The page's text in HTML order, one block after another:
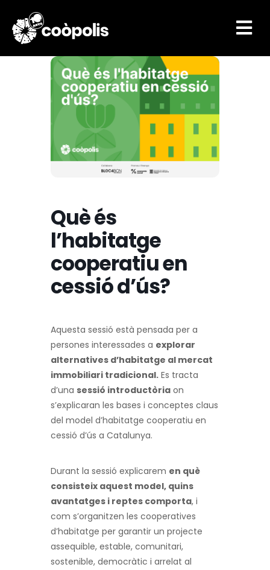

Què és
l’habitatge
cooperatiu en
cessió d’ús?
Aquesta sessió està pensada per a
persones interessades a explorar
alternatives d’habitatge al mercat
immobiliari tradicional. Es tracta
d’una sessió introductòria on
s’explicaran les bases i conceptes claus
del model d’habitatge cooperatiu en
cessió d’ús a Catalunya.
Durant la sessió explicarem en què
consisteix aquest model, quins
avantatges i reptes comporta, i
com s’organitzen les cooperatives
d’habitatge per garantir un projecte
assequible, estable, comunitari,
sostenible, democràtic i arrelat al